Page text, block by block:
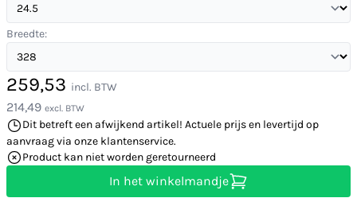
Breedte:
259,53 incl. BTW
214,49 excl. BTW
Dit betreft een afwijkend artikel! Actuele prijs en levertijd op
aanvraag via onze klantenservice.
Product kan niet worden geretourneerd
In het winkelmandje